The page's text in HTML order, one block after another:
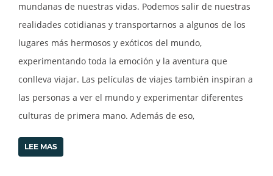
mundanas de nuestras vidas. Podemos salir de nuestras
realidades cotidianas y transportarnos a algunos de los
lugares más hermosos y exóticos del mundo,
experimentando toda la emoción y la aventura que
conlleva viajar. Las películas de viajes también inspiran a
las personas a ver el mundo y experimentar diferentes
culturas de primera mano. Además de eso,
LEE MAS